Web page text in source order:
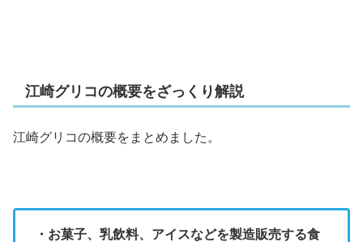
江崎グリコの概要をざっくり解説
江崎グリコの概要をまとめました。
・お菓子、乳飲料、アイスなどを製造販売する食